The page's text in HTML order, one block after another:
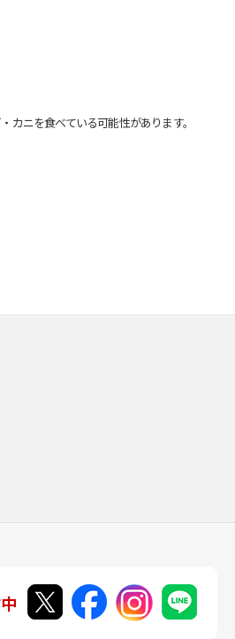
ニを食べている可能性があります。